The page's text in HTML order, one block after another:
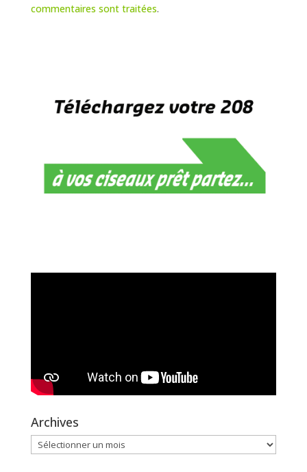
commentaires sont traitées.
Archives
Archives